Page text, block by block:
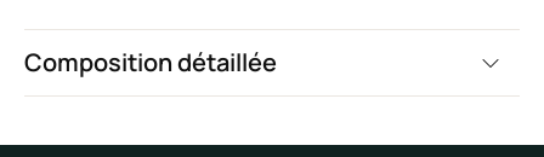
Composition détaillée